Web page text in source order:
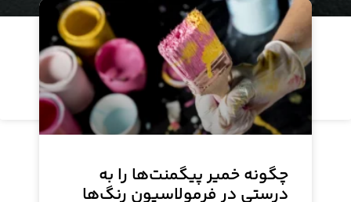
خمیرپیگمنت فوری مشکی ۷۷۳۰
مشاهده محصول
چگونه خمیر پیگمنت‌ها را به
درستی در فرمولاسیون رنگ‌ها